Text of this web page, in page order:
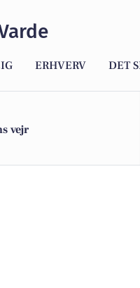
ERHVERV DET
vejr